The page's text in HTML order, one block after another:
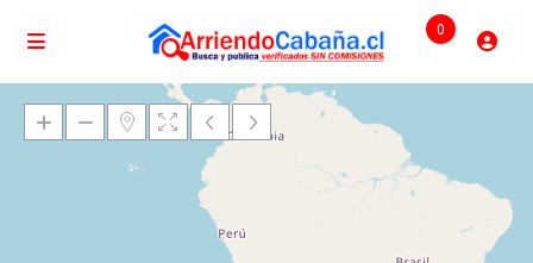
0
Cargando mapas